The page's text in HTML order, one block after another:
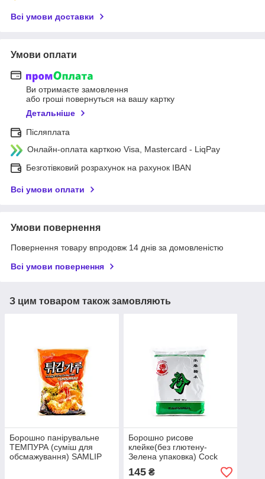
Всі умови доставки
Умови оплати
Ви отримаєте замовлення
або гроші повернуться на вашу картку
Детальніше
Післяплата
Онлайн-оплата карткою Visa, Mastercard - LiqPay
Безготівковий розрахунок на рахунок IBAN
Всі умови оплати
Умови повернення
Повернення товару впродовж 14 днів за домовленістю
Всі умови повернення
З цим товаром також замовляють
Борошно панірувальне
ТЕМПУРА (суміш для
обсмажування) SAMLIP
Борошно рисове
клейке(без глютену-
Зелена упаковка) Cock
Brand 400 г
145₴